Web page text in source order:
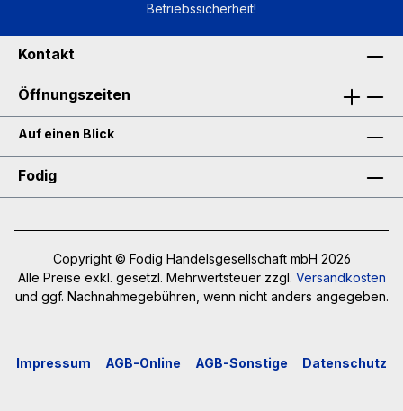
Betriebssicherheit!
Kontakt
Öffnungszeiten
Auf einen Blick
Fodig
Copyright © Fodig Handelsgesellschaft mbH 2026
Alle Preise exkl. gesetzl. Mehrwertsteuer zzgl. Versandkosten
und ggf. Nachnahmegebühren, wenn nicht anders angegeben.
Impressum AGB-Online AGB-Sonstige Datenschutz